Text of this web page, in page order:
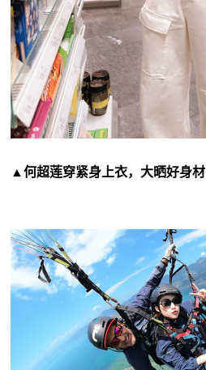
▲何超莲穿紧身上衣，大晒好身材